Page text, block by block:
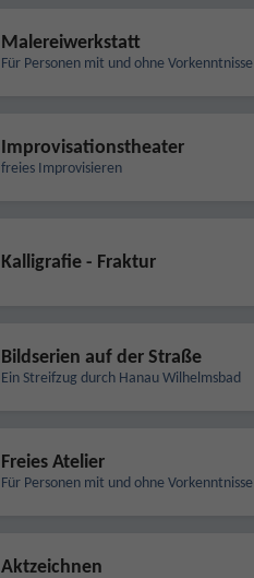
Malereiwerkstatt
Für Personen mit und ohne Vorkenntnisse
Improvisationstheater
freies Improvisieren
Kalligrafie - Fraktur
Bildserien auf der Straße
Ein Streifzug durch Hanau Wilhelmsbad
Freies Atelier
Für Personen mit und ohne Vorkenntnisse
Aktzeichnen